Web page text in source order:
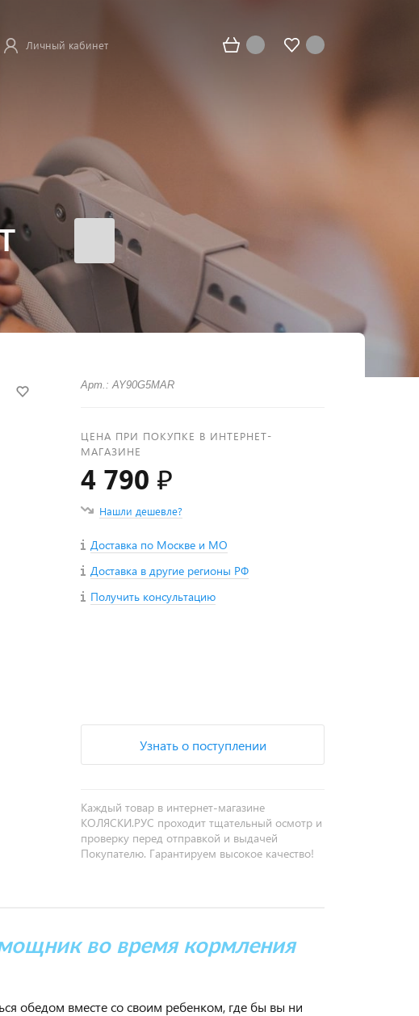
Личный кабинет
Арт.: AY90G5MAR
ЦЕНА ПРИ ПОКУПКЕ В ИНТЕРНЕТ-
МАГАЗИНЕ
4 790 ₽
Нашли дешевле?
Доставка по Москве и МО
Доставка в другие регионы РФ
Получить консультацию
Узнать о поступлении
Каждый товар в интернет-магазине
КОЛЯСКИ.РУС проходит тщательный осмотр и
проверку перед отправкой и выдачей
Покупателю. Гарантируем высокое качество!
во время кормления
обедом вместе со своим ребенком, где бы вы ни